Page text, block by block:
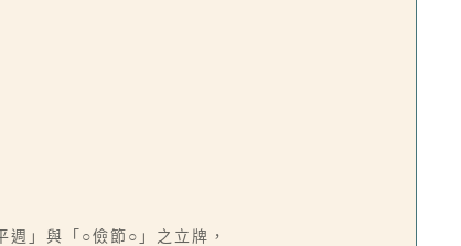
」與「○儉節○」之立牌，